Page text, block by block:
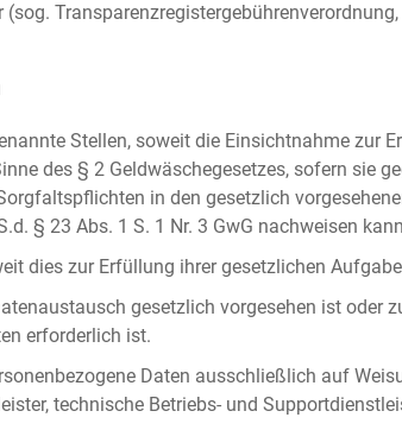
Stellen, soweit die Einsichtnahme zur
des § 2 Geldwäschegesetzes, sofern sie
in den gesetzlich
§ 23 Abs. 1 S. 1 Nr. 3 GwG nachweisen
dies zur Erfüllung ihrer gesetzlichen
gesetzlich vorgesehen ist oder
erforderlich ist.
Daten ausschließlich auf
technische Betriebs- und